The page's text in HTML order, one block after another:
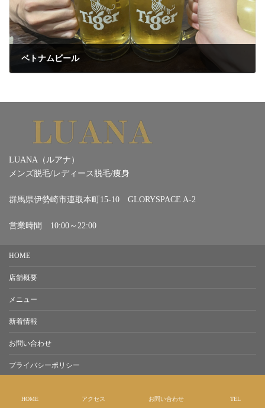
ベトナムビール
LUANA（ルアナ）
メンズ脱毛/レディース脱毛/痩身
群馬県伊勢崎市連取本町15-10 GLORYSPACE A-2
営業時間 10:00～22:00
HOME
店舗概要
メニュー
新着情報
お問い合わせ
プライバシーポリシー
HOME アクセス お問い合わせ TEL